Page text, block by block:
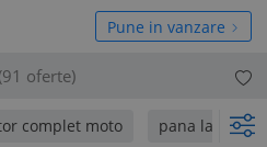
Pune in vanzare
(91 oferte)
complet moto pana la 130